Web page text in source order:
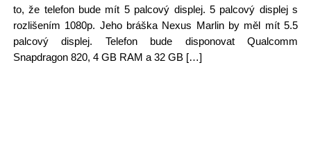
to, že telefon bude mít 5 palcový displej. 5 palcový displej s
rozlišením 1080p. Jeho bráška Nexus Marlin by měl mít 5.5
palcový displej. Telefon bude disponovat Qualcomm
Snapdragon 820, 4 GB RAM a 32 GB […]